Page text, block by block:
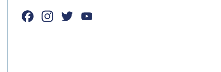
Facebook
Instagram
Twitter